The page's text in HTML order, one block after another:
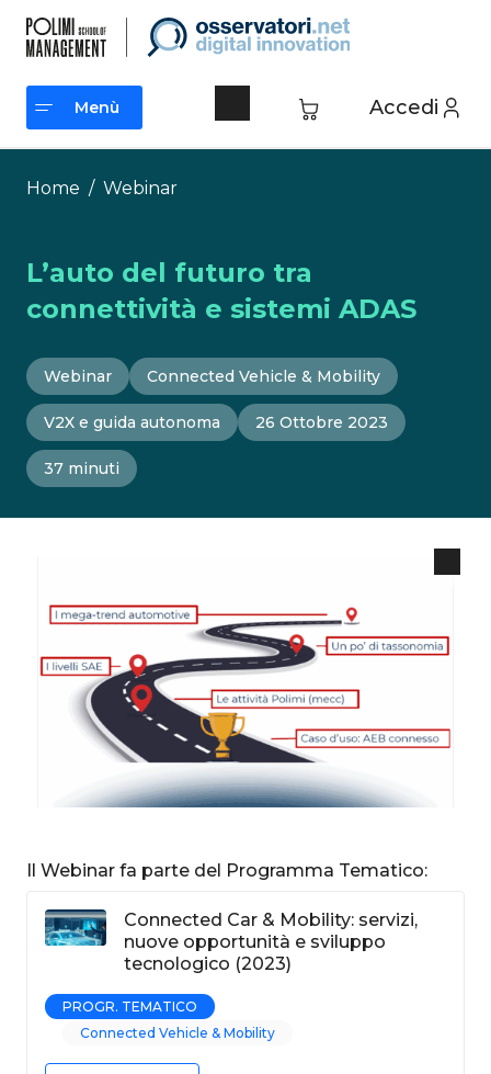
contenuto
Accedi
Menù
Menù
Home / Webinar
L’auto del futuro tra
connettività e sistemi ADAS
Webinar Connected Vehicle & Mobility
V2X e guida autonoma 26 Ottobre 2023
37 minuti
Il Webinar fa parte del Programma Tematico:
Connected Car & Mobility: servizi,
nuove opportunità e sviluppo
tecnologico (2023)
PROGR. TEMATICO
Connected Vehicle & Mobility